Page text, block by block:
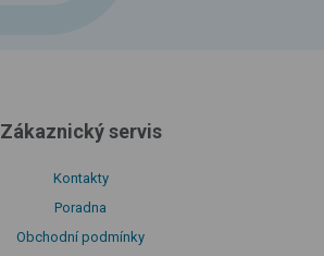
Zákaznický servis
Kontakty
Poradna
Obchodní podmínky